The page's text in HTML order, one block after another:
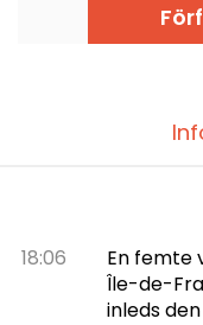
18:06
En femte
Île-de-
inleds den